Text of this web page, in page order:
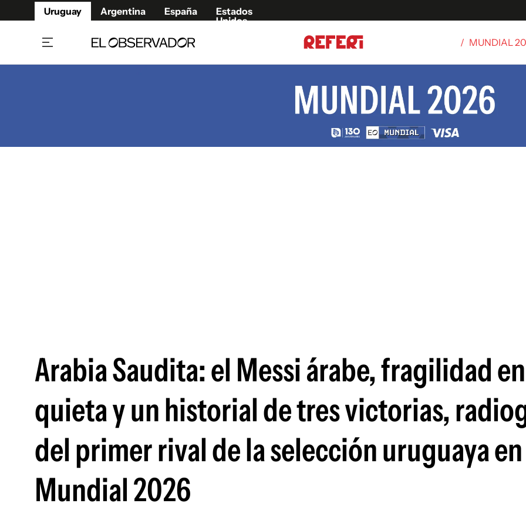
Uruguay Argentina España
Estados
Unidos
/ MUNDIAL
Arabia Saudita: el Messi árabe, fragilidad
quieta y un historial de tres victorias,
del primer rival de la selección uruguaya
Mundial 2026